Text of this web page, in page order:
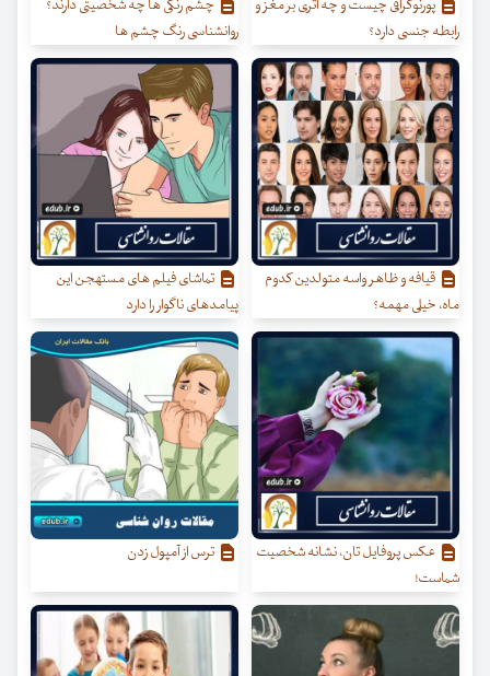
پورنوگرافی چیست و چه اثری بر مغز و
رابطه جنسی دارد؟
چشم رنگی ها چه شخصیتی دارند؟
روانشناسی رنگ چشم ها
قیافه و ظاهر واسه متولدین کدوم
ماه، خیلی مهمه؟
تماشای فیلم های مستهجن این
پیامدهای ناگوار را دارد
عکس پروفایل تان، نشانه شخصیت
شماست!
ترس از آمپول زدن